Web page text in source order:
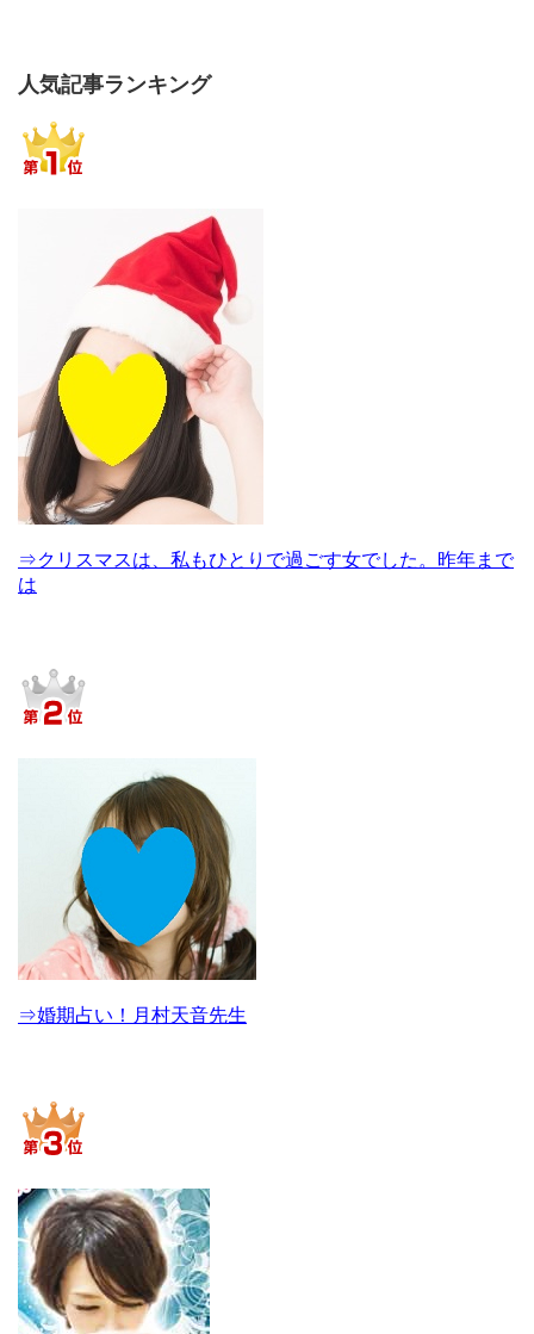
人気記事ランキング
⇒クリスマスは、私もひとりで過ごす女でした。昨年まで
は
⇒婚期占い！月村天音先生